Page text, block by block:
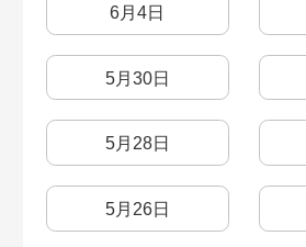
6月4日
5月30日
5月28日
5月26日